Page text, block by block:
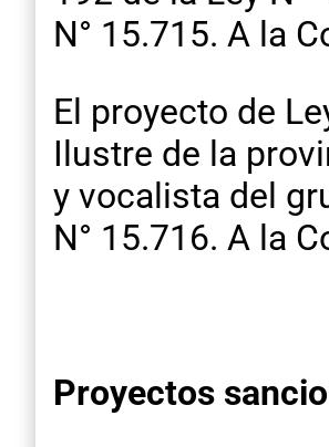
N° 15.715. A la
El proyecto de
Ilustre de la
y vocalista del
N° 15.716. A la
Proyectos